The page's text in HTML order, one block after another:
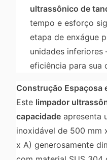
ultrassônico de
tempo e esforço
etapa de enxágue
unidades inferiores
eficiência para sua
Construção Espaçosa
Este limpador
capacidade apresenta
inoxidável de 500 mm
x A) generosamente